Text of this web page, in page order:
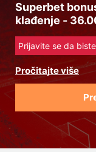
Superbet
klađenje -
Prijavite se da